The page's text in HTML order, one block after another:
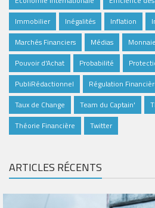
Immobilier
Inégalités Inflation
Marchés Financiers
Médias Monnaie
Pouvoir d'Achat
Probabilité
PubliRédactionnel
Régulation
Taux de Change
Team du Captain'
Théorie Financière
Twitter
ARTICLES RÉCENTS